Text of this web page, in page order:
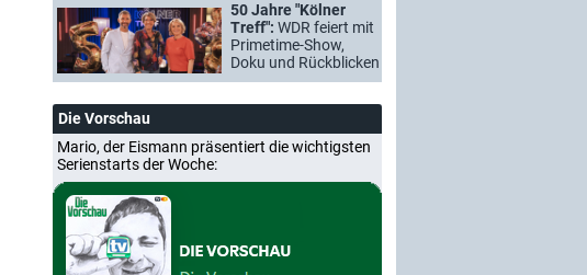
50 Jahre "Kölner
Treff": WDR feiert mit
Primetime-Show,
Doku und Rückblicken
Die Vorschau
Mario, der Eismann präsentiert die wichtigsten
Serienstarts der Woche: